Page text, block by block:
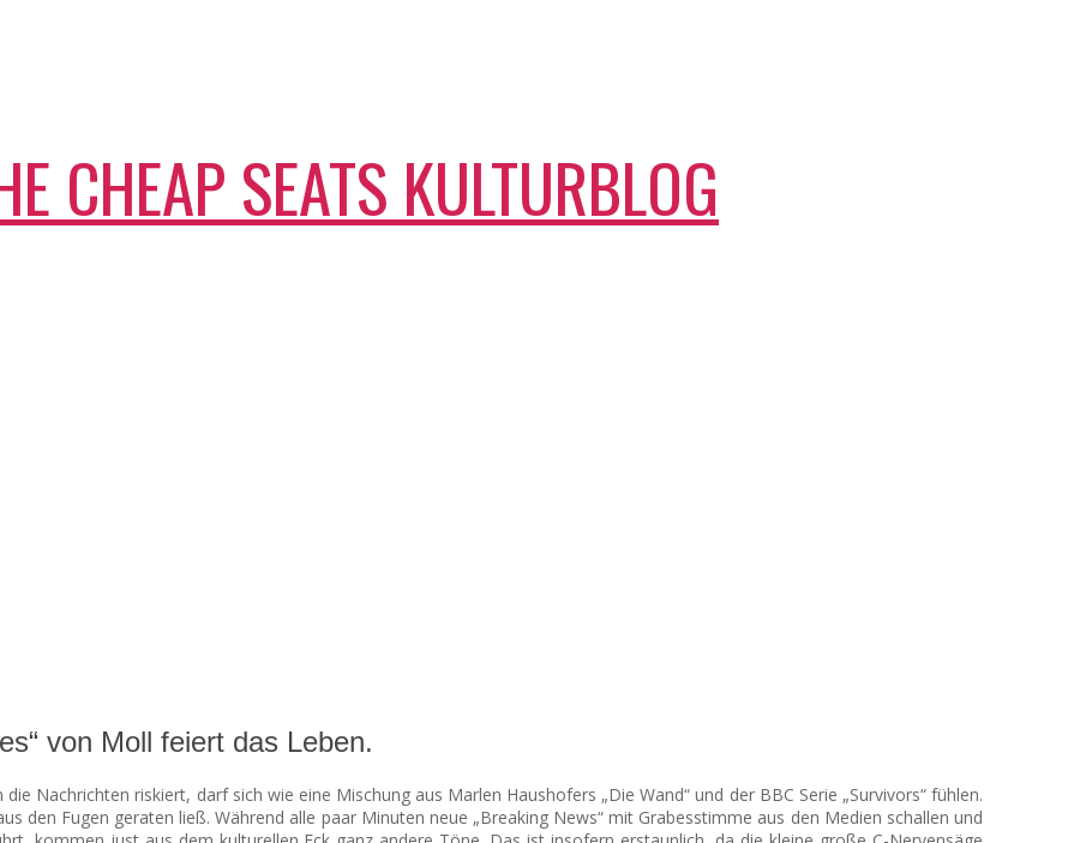
von Moll feiert das Leben.
Nachrichten riskiert, darf sich wie eine Mischung aus Marlen Haushofers „Die Wand“ und der BBC Serie „Survivors“ fühlen.
den Fugen geraten ließ. Während alle paar Minuten neue „Breaking News“ mit Grabesstimme aus den Medien schallen und